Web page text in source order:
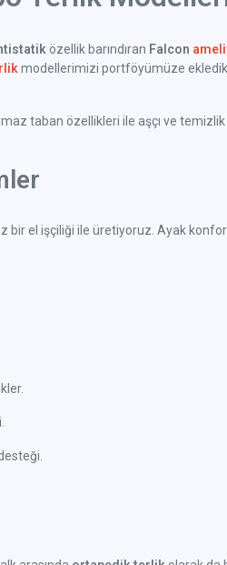
özellik barındıran Falcon
modellerimizi portföyümüze
taban özellikleri ile aşçı ve
bir el işçiliği ile üretiyoruz. Ayak